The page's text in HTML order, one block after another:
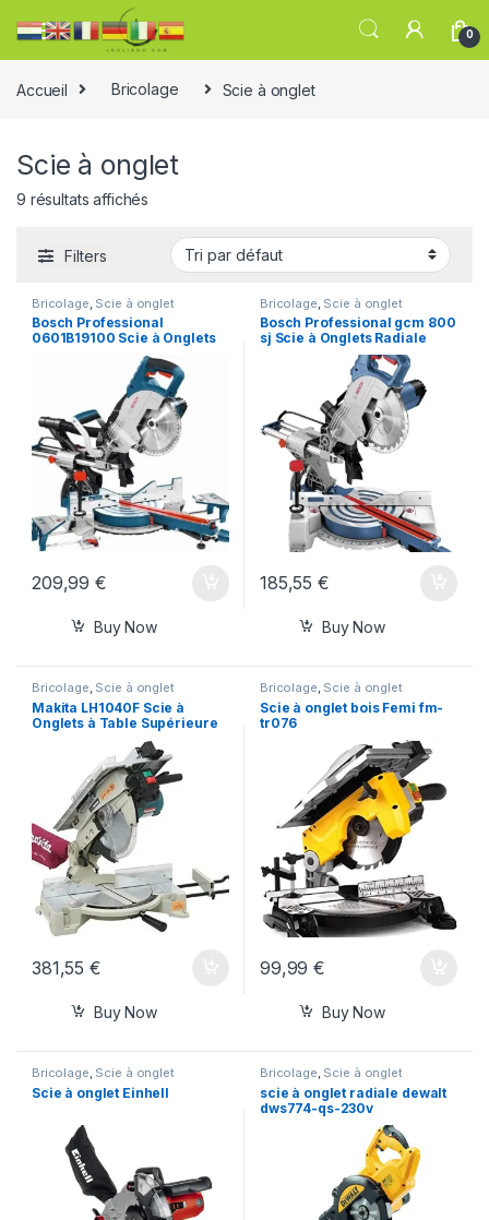
0
Accueil Bricolage Scie à onglet
Scie à onglet
9 résultats affichés
Filters
Bricolage Scie à onglet
Bosch Professional
0601B19100 Scie à Onglets
209,99€
Buy Now
Bricolage Scie à onglet
Bosch Professional gcm 800
sj Scie à Onglets Radiale
185,55€
Buy Now
Bricolage, Scie à onglet
Makita LH1040F Scie à
Onglets à Table Supérieure
381,55€
Buy Now
Bricolage, Scie à onglet
Scie à onglet bois Femi fm-
tr076
99,99€
Buy Now
Bricolage, Scie à onglet
Scie à onglet Einhell
Bricolage, Scie à onglet
scie à onglet radiale dewalt
dws774-qs-230v